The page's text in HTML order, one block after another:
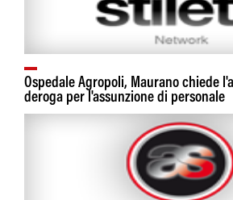
Ospedale Agropoli, Maurano chiede
deroga per l'assunzione di personale